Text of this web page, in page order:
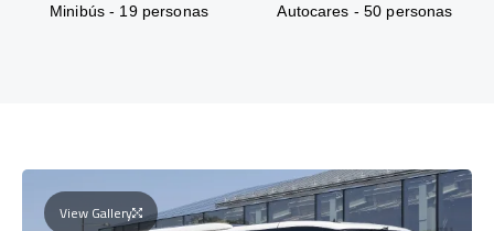
Minibús - 19 personas Autocares - 50 personas
View Gallery